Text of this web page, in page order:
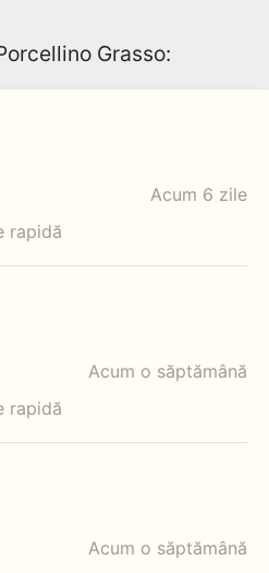
Grasso:
Acum 6 zile
rapidă
Acum o săptămână
rapidă
Acum o săptămână